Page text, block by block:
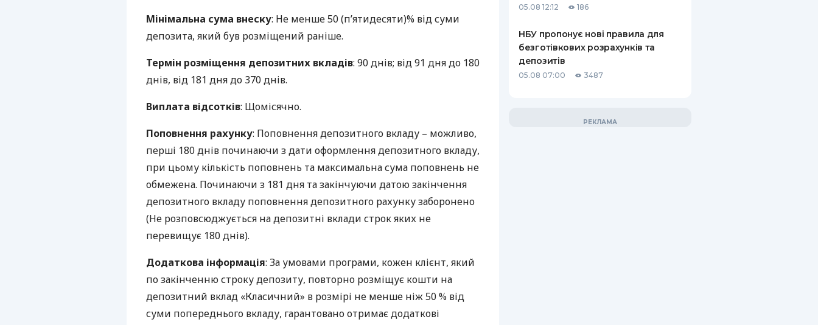
Мінімальна сума внеску: Не менше 50 (п’ятидесяти)% від суми
депозита, який був розміщений раніше.
Термін розміщення депозитних вкладів: 90 днів; від 91 дня до 180
днів, від 181 дня до 370 днів.
Виплата відсотків: Щомісячно.
Поповнення рахунку: Поповнення депозитного вкладу – можливо,
перші 180 днів починаючи з дати оформлення депозитного вкладу,
при цьому кількість поповнень та максимальна сума поповнень не
обмежена. Починаючи з 181 дня та закінчуючи датою закінчення
депозитного вкладу поповнення депозитного рахунку заборонено
(Не розповсюджується на депозитні вклади строк яких не
перевищує 180 днів).
Додаткова інформація: За умовами програми, кожен клієнт, який
по закінченню строку депозиту, повторно розміщує кошти на
депозитний вклад «Класичний» в розмірі не менше ніж 50 % від
суми попереднього вкладу, гарантовано отримає додаткові
05.08 12:12 186
НБУ пропонує нові правила для
безготівкових розрахунків та
депозитів
05.08 07:00 3487